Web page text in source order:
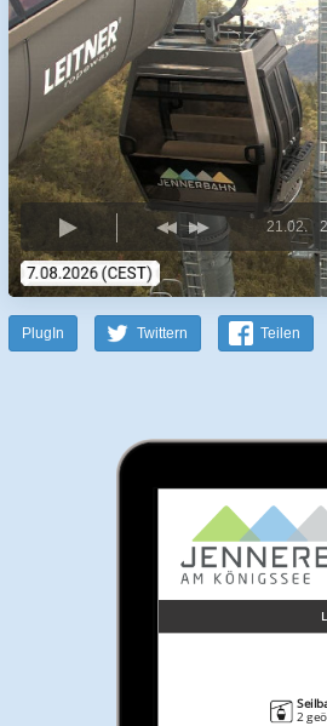
21.02.
PlugIn Twittern Teilen